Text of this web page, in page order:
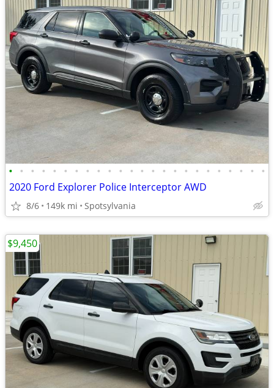
• • • • • • • • • • • • • • • • • • • • • • • •
2020 Ford Explorer Police Interceptor AWD
8/6 149k mi Spotsylvania
$9,450